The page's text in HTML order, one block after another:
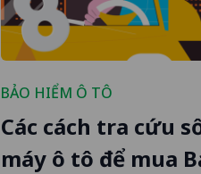
BẢO HIỂM Ô TÔ
Các cách tra cứu
máy ô tô để mua